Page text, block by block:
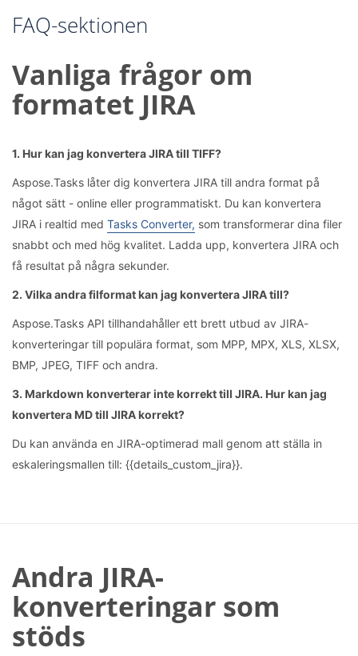
FAQ-sektionen
Vanliga frågor om
formatet JIRA
1. Hur kan jag konvertera JIRA till TIFF?
Aspose.Tasks låter dig konvertera JIRA till andra format på
något sätt - online eller programmatiskt. Du kan konvertera
JIRA i realtid med Tasks Converter, som transformerar dina filer
snabbt och med hög kvalitet. Ladda upp, konvertera JIRA och
få resultat på några sekunder.
2. Vilka andra filformat kan jag konvertera JIRA till?
Aspose.Tasks API tillhandahåller ett brett utbud av JIRA-
konverteringar till populära format, som MPP, MPX, XLS, XLSX,
BMP, JPEG, TIFF och andra.
3. Markdown konverterar inte korrekt till JIRA. Hur kan jag
konvertera MD till JIRA korrekt?
Du kan använda en JIRA-optimerad mall genom att ställa in
eskaleringsmallen till: {{details_custom_jira}}.
Andra JIRA-
konverteringar som
stöds